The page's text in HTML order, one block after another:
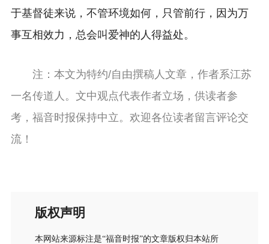
于基督徒来说，不管环境如何，只管前行，因为万
事互相效力，总会叫爱神的人得益处。
注：本文为特约/自由撰稿人文章，作者系江苏
一名传道人。文中观点代表作者立场，供读者参
考，福音时报保持中立。欢迎各位读者留言评论交
流！
版权声明
本网站来源标注是“福音时报”的文章版权归本站所